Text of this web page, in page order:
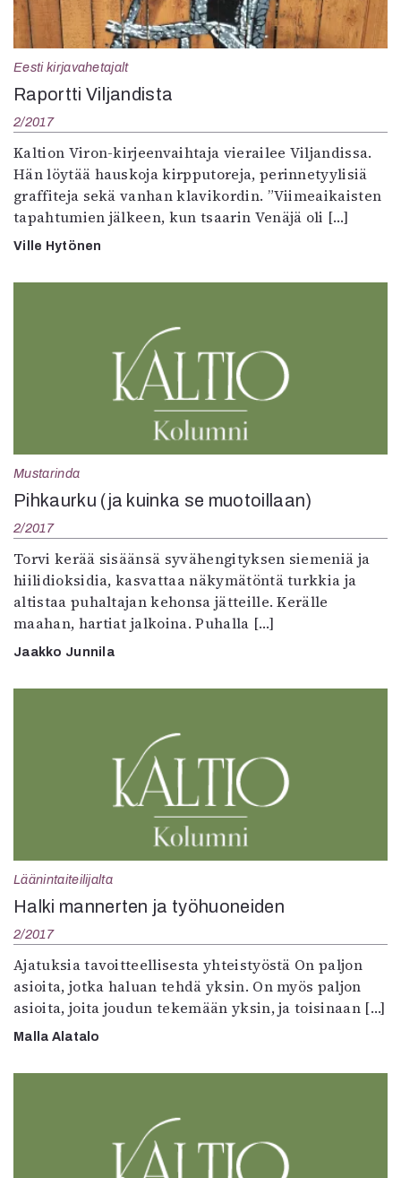
Eesti kirjavahetajalt
Raportti Viljandista
2/2017
Kaltion Viron-kirjeenvaihtaja vierailee Viljandissa.
Hän löytää hauskoja kirpputoreja, perinnetyylisiä
graffiteja sekä vanhan klavikordin. ”Viimeaikaisten
tapahtumien jälkeen, kun tsaarin Venäjä oli […]
Ville Hytönen
Mustarinda
Pihkaurku (ja kuinka se muotoillaan)
2/2017
Torvi kerää sisäänsä syvähengityksen siemeniä ja
hiilidioksidia, kasvattaa näkymätöntä turkkia ja
altistaa puhaltajan kehonsa jätteille. Kerälle
maahan, hartiat jalkoina. Puhalla […]
Jaakko Junnila
Läänintaiteilijalta
Halki mannerten ja työhuoneiden
2/2017
Ajatuksia tavoitteellisesta yhteistyöstä On paljon
asioita, jotka haluan tehdä yksin. On myös paljon
asioita, joita joudun tekemään yksin, ja toisinaan […]
Malla Alatalo